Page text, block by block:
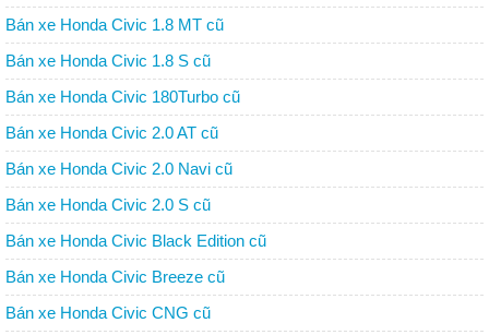
Bán xe Honda Civic 1.8 MT cũ
Bán xe Honda Civic 1.8 S cũ
Bán xe Honda Civic 180Turbo cũ
Bán xe Honda Civic 2.0 AT cũ
Bán xe Honda Civic 2.0 Navi cũ
Bán xe Honda Civic 2.0 S cũ
Bán xe Honda Civic Black Edition cũ
Bán xe Honda Civic Breeze cũ
Bán xe Honda Civic CNG cũ